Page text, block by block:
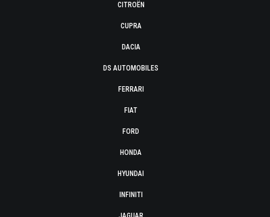
CITROËN
CUPRA
DACIA
DS AUTOMOBILES
FERRARI
FIAT
FORD
HONDA
HYUNDAI
INFINITI